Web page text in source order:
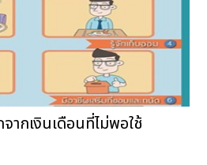
ากเงินเดือนที่ไม่พอใช้